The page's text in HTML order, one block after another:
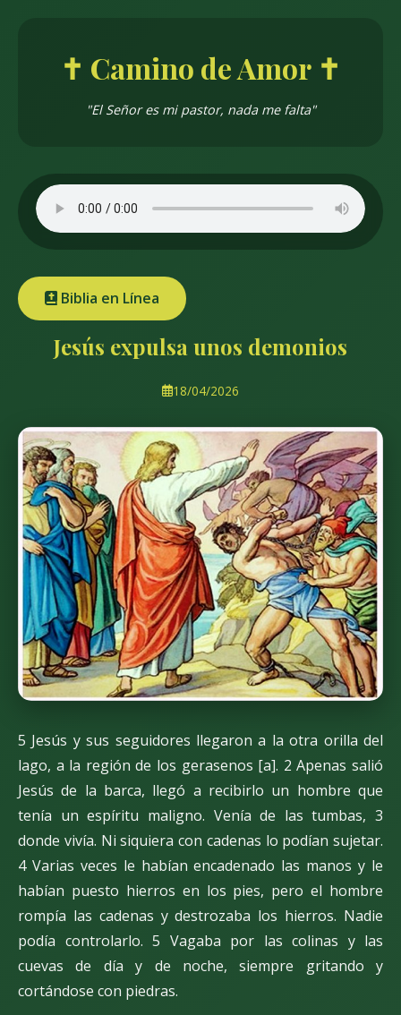
✝️ Camino de Amor ✝️
"El Señor es mi pastor, nada me falta"
Biblia en Línea
Jesús expulsa unos demonios
18/04/2026
5 Jesús y sus seguidores llegaron a la otra orilla del
lago, a la región de los gerasenos [a]. 2 Apenas salió
Jesús de la barca, llegó a recibirlo un hombre que
tenía un espíritu maligno. Venía de las tumbas, 3
donde vivía. Ni siquiera con cadenas lo podían sujetar.
4 Varias veces le habían encadenado las manos y le
habían puesto hierros en los pies, pero el hombre
rompía las cadenas y destrozaba los hierros. Nadie
podía controlarlo. 5 Vagaba por las colinas y las
cuevas de día y de noche, siempre gritando y
cortándose con piedras.